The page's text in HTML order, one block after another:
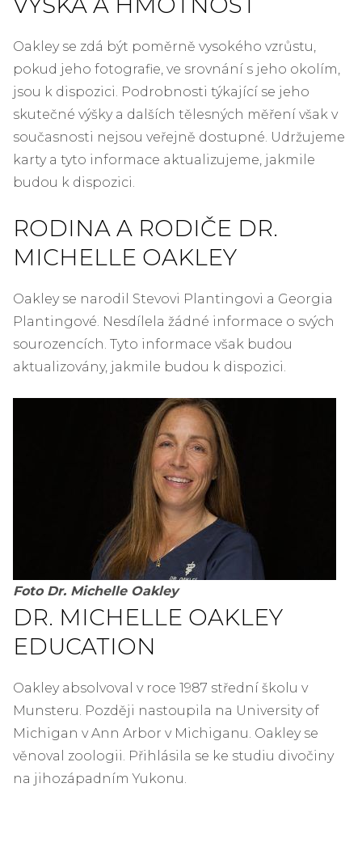
Oakley se zdá být poměrně vysokého vzrůstu,
pokud jeho fotografie, ve srovnání s jeho okolím,
jsou k dispozici. Podrobnosti týkající se jeho
skutečné výšky a dalších tělesných měření však v
současnosti nejsou veřejně dostupné. Udržujeme
karty a tyto informace aktualizujeme, jakmile
budou k dispozici.
RODINA A RODIČE DR.
MICHELLE OAKLEY
Oakley se narodil Stevovi Plantingovi a Georgia
Plantingové. Nesdílela žádné informace o svých
sourozencích. Tyto informace však budou
aktualizovány, jakmile budou k dispozici.
Foto Dr. Michelle Oakley
DR. MICHELLE OAKLEY
EDUCATION
Oakley absolvoval v roce 1987 střední školu v
Munsteru. Později nastoupila na University of
Michigan v Ann Arbor v Michiganu. Oakley se
věnoval zoologii. Přihlásila se ke studiu divočiny
na jihozápadním Yukonu.